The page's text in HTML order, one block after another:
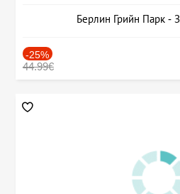
Берлин Грийн Парк -
-25%
44.99€